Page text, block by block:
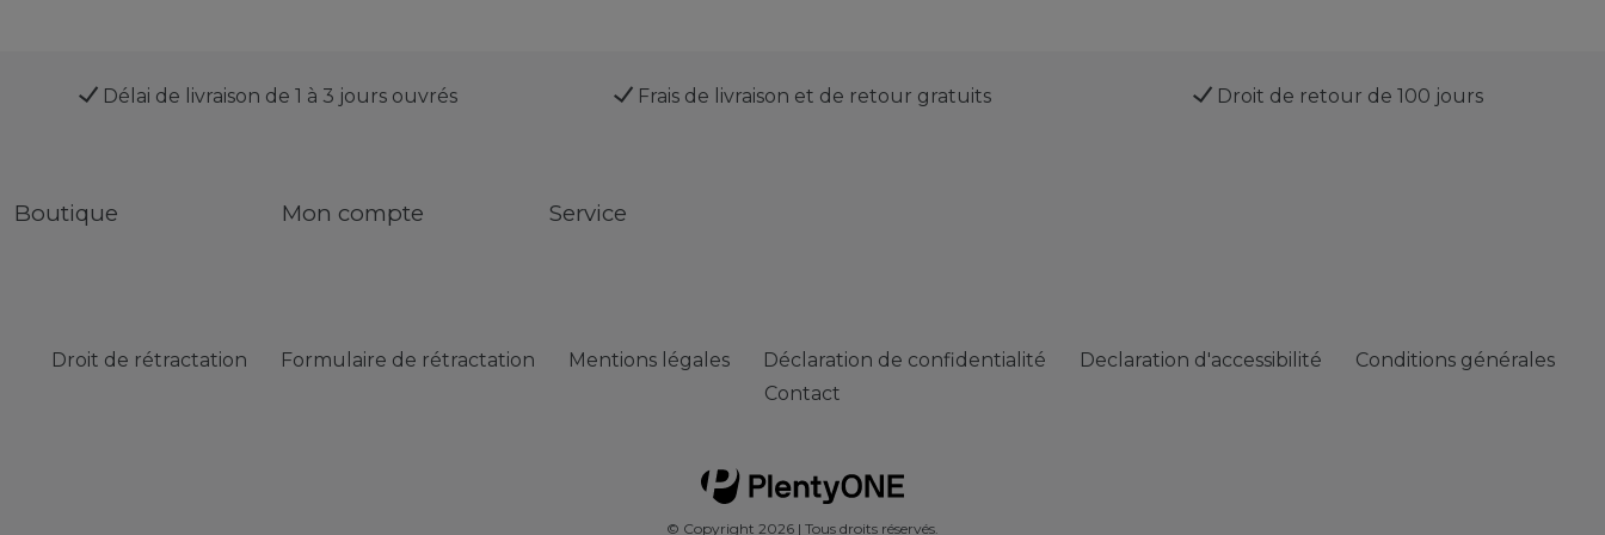
Délai de livraison de 1 à 3 jours ouvrés Frais de livraison et de retour gratuits Droit de retour de 100 jours
Boutique Mon compte Service
Droit de rétractation Formulaire de rétractation Mentions légales Déclaration de confidentialité Declaration d'accessibilité
Conditions générales
Contact
© Copyright 2026 | Tous droits réservés.